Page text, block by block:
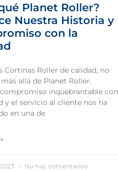
Planet Roller?
Nuestra Historia y
con la
Cortinas Roller de calidad, no
allá de Planet Roller.
inquebrantable con
y el servicio al cliente nos ha
en una de
No hay comentarios